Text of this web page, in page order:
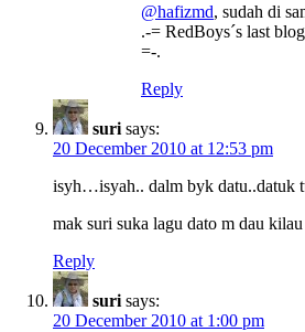
@hafizmd, sudah di
.-= RedBoys´s last
=-.
Reply
suri says:
20 December 2010 at 12:53 pm
isyh…isyah.. dalm byk datu..datuk
mak suri suka lagu dato m dau
Reply
suri says:
20 December 2010 at 1:00 pm